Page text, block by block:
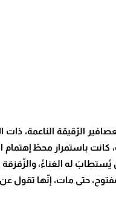
الرّقيقة الناعمة، ذات
كانت باستمرار محطّ إهتمام
يُستطابَ له الغناءُ،
حتى مات، إنّها تقول